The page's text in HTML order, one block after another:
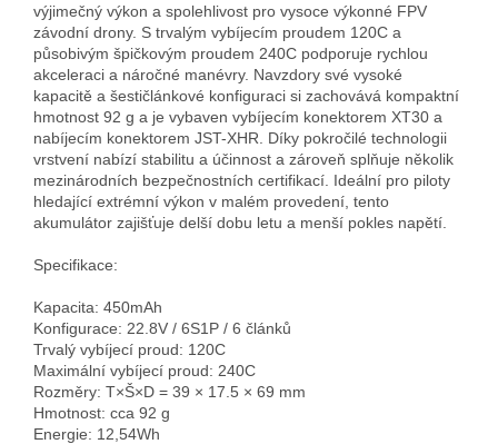
výjimečný výkon a spolehlivost pro vysoce výkonné FPV
závodní drony. S trvalým vybíjecím proudem 120C a
působivým špičkovým proudem 240C podporuje rychlou
akceleraci a náročné manévry. Navzdory své vysoké
kapacitě a šestičlánkové konfiguraci si zachovává kompaktní
hmotnost 92 g a je vybaven vybíjecím konektorem XT30 a
nabíjecím konektorem JST-XHR. Díky pokročilé technologii
vrstvení nabízí stabilitu a účinnost a zároveň splňuje několik
mezinárodních bezpečnostních certifikací. Ideální pro piloty
hledající extrémní výkon v malém provedení, tento
akumulátor zajišťuje delší dobu letu a menší pokles napětí.
Specifikace:
Kapacita: 450mAh
Konfigurace: 22.8V / 6S1P / 6 článků
Trvalý vybíjecí proud: 120C
Maximální vybíjecí proud: 240C
Rozměry: T×Š×D = 39 × 17.5 × 69 mm
Hmotnost: cca 92 g
Energie: 12,54Wh